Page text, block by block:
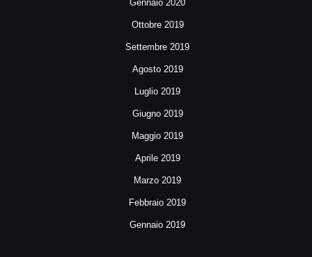
Gennaio 2020
Ottobre 2019
Settembre 2019
Agosto 2019
Luglio 2019
Giugno 2019
Maggio 2019
Aprile 2019
Marzo 2019
Febbraio 2019
Gennaio 2019